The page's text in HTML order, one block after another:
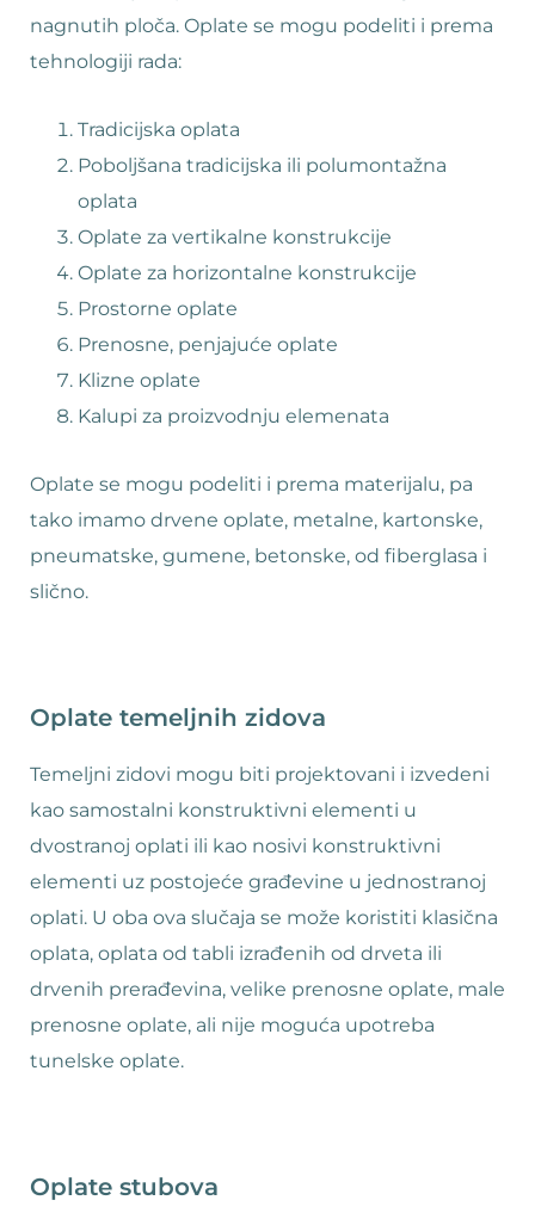
nagnutih ploča. Oplate se mogu podeliti i prema
tehnologiji rada:
Tradicijska oplata
Poboljšana tradicijska ili polumontažna
oplata
Oplate za vertikalne konstrukcije
Oplate za horizontalne konstrukcije
Prostorne oplate
Prenosne, penjajuće oplate
Klizne oplate
Kalupi za proizvodnju elemenata
Oplate se mogu podeliti i prema materijalu, pa
tako imamo drvene oplate, metalne, kartonske,
pneumatske, gumene, betonske, od fiberglasa i
slično.
Oplate temeljnih zidova
Temeljni zidovi mogu biti projektovani i izvedeni
kao samostalni konstruktivni elementi u
dvostranoj oplati ili kao nosivi konstruktivni
elementi uz postojeće građevine u jednostranoj
oplati. U oba ova slučaja se može koristiti klasična
oplata, oplata od tabli izrađenih od drveta ili
drvenih prerađevina, velike prenosne oplate, male
prenosne oplate, ali nije moguća upotreba
tunelske oplate.
Oplate stubova